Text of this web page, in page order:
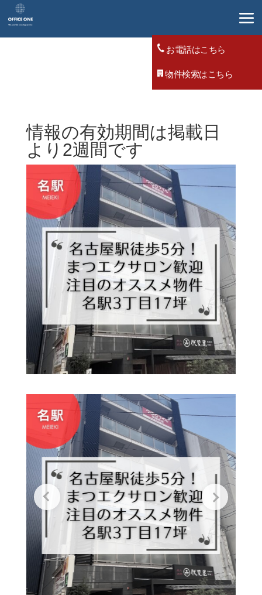
お電話はこちら
物件検索はこちら
情報の有効期間は掲載日
より2週間です